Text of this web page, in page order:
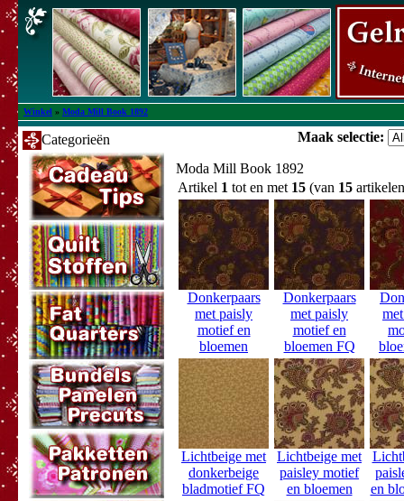
Winkel » Moda Mill Book 1892
Categorieën Maak selectie:
Moda Mill Book 1892
Artikel 1 tot en met 15 (van 15
Donkerpaars
met paisly
motief en
bloemen
Donkerpaars
met paisly
motief en
bloemen FQ
Lichtbeige met
donkerbeige
bladmotief FQ
Lichtbeige met
paisley motief
en bloemen
en